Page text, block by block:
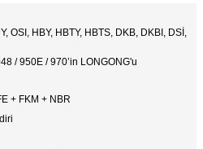
OSI, HBY, HBTY, HBTS, DKB, DKBI, DSİ,
/ 950E / 970’in LONGONG'u
+ FKM + NBR